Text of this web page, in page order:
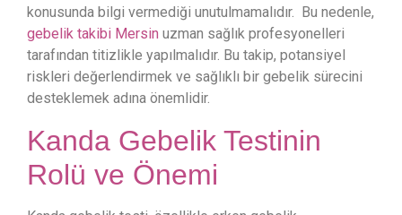
konusunda bilgi vermediği unutulmamalıdır. Bu nedenle,
gebelik takibi Mersin uzman sağlık profesyonelleri
tarafından titizlikle yapılmalıdır. Bu takip, potansiyel
riskleri değerlendirmek ve sağlıklı bir gebelik sürecini
desteklemek adına önemlidir.
Kanda Gebelik Testinin
Rolü ve Önemi